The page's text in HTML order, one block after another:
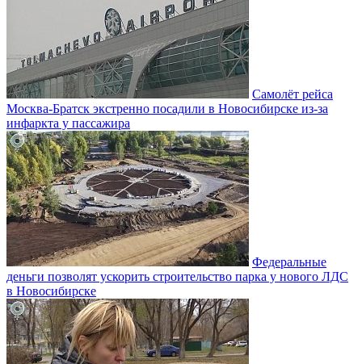
Самолёт рейса
Москва-Братск экстренно посадили в Новосибирске из-за
инфаркта у пассажира
Федеральные
деньги позволят ускорить строительство парка у нового ЛДС
в Новосибирске